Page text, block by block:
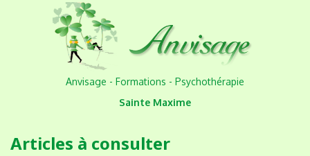
Anvisage - Formations - Psychothérapie
Sainte Maxime
Articles à consulter